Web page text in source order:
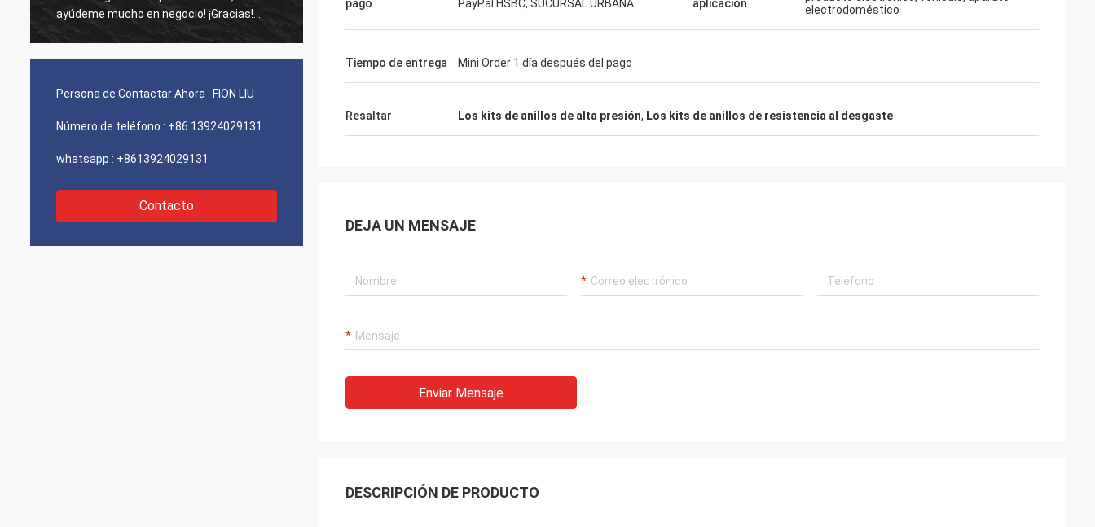
ayúdeme mucho en negocio! ¡Gracias!
Todo en el mejor orden, las mercancías de
contacto con a su compañía para
funcionamiento de coste excepcional.
¡Envío rápido y servic muy bueno
tendrán coopertion largo en el futuro.
Persona de Contactar Ahora : FION LIU
Número de teléfono : +86 13924029131
whatsapp : +8613924029131
Contacto
pago
PayPal.HSBC, SUCURSAL URBANA.
aplicación
electrodoméstico
Tiempo de entrega Mini Order 1 día después del pago
Resaltar Los kits de anillos de alta presión, Los kits de anillos de resistencia al desgaste
DEJA UN MENSAJE
Enviar Mensaje
DESCRIPCIÓN DE PRODUCTO